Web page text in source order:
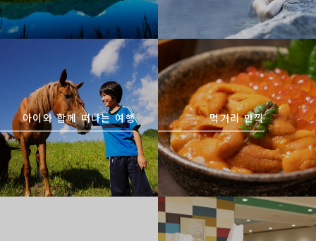
아이와 함께 떠나는 여행
https://www.visit-
hokkaido.jp/kr/theme/activit
먹거리 만끽
https://www.visit-
hokkaido.jp/kr/theme/gourm
et/
https://www.visit- https://www.visit-
hokkaido.jp/kr/theme/ame/